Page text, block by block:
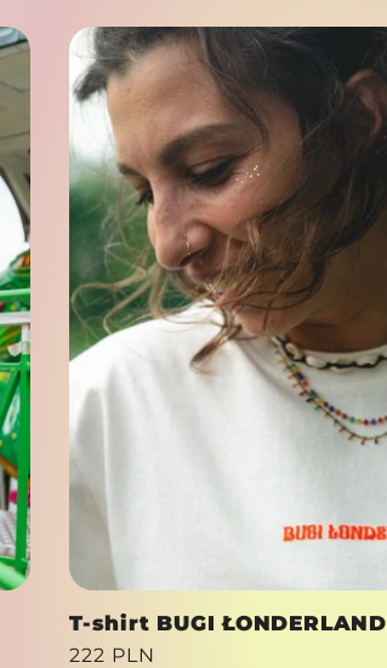
T-shirt BUGI ŁONDERLAND
Cena
222 PLN